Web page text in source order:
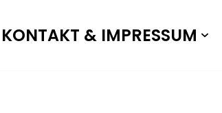
KONTAKT & IMPRESSUM